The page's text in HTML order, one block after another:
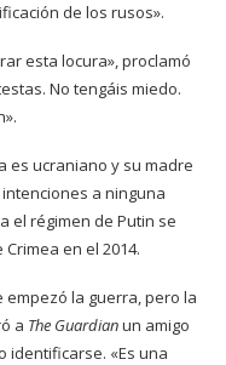
de los rusos».
esta locura», proclamó
No tengáis miedo.
es ucraniano y su madre
a ninguna
el régimen de Putin se
en el 2014.
empezó la guerra, pero la
a The Guardianun amigo
identificarse. «Es una